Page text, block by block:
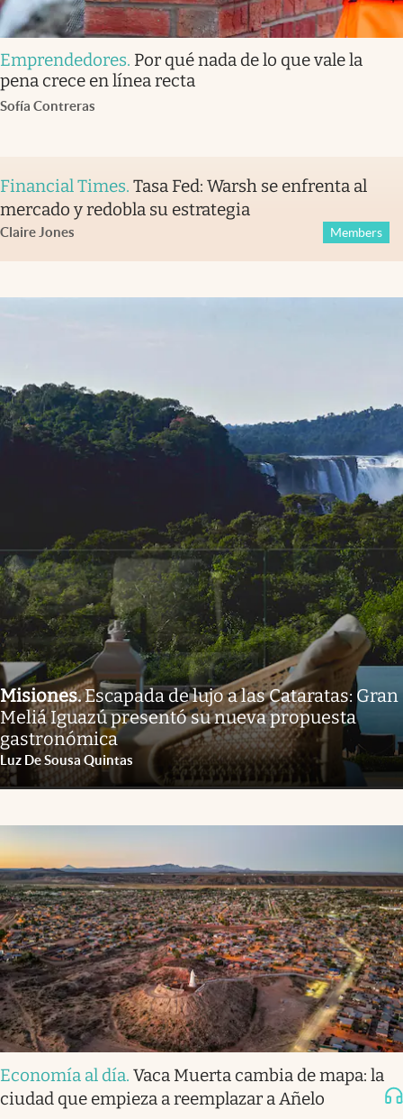
Emprendedores. Por qué nada de lo que vale la
pena crece en línea recta
Sofía Contreras
Financial Times. Tasa Fed: Warsh se enfrenta al
mercado y redobla su estrategia
Claire Jones Members
Misiones.Escapada de lujo a las Cataratas: Gran
Meliá Iguazú presentó su nueva propuesta
gastronómica
Luz De Sousa Quintas
Economía al día. Vaca Muerta cambia de mapa: la
ciudad que empieza a reemplazar a Añelo